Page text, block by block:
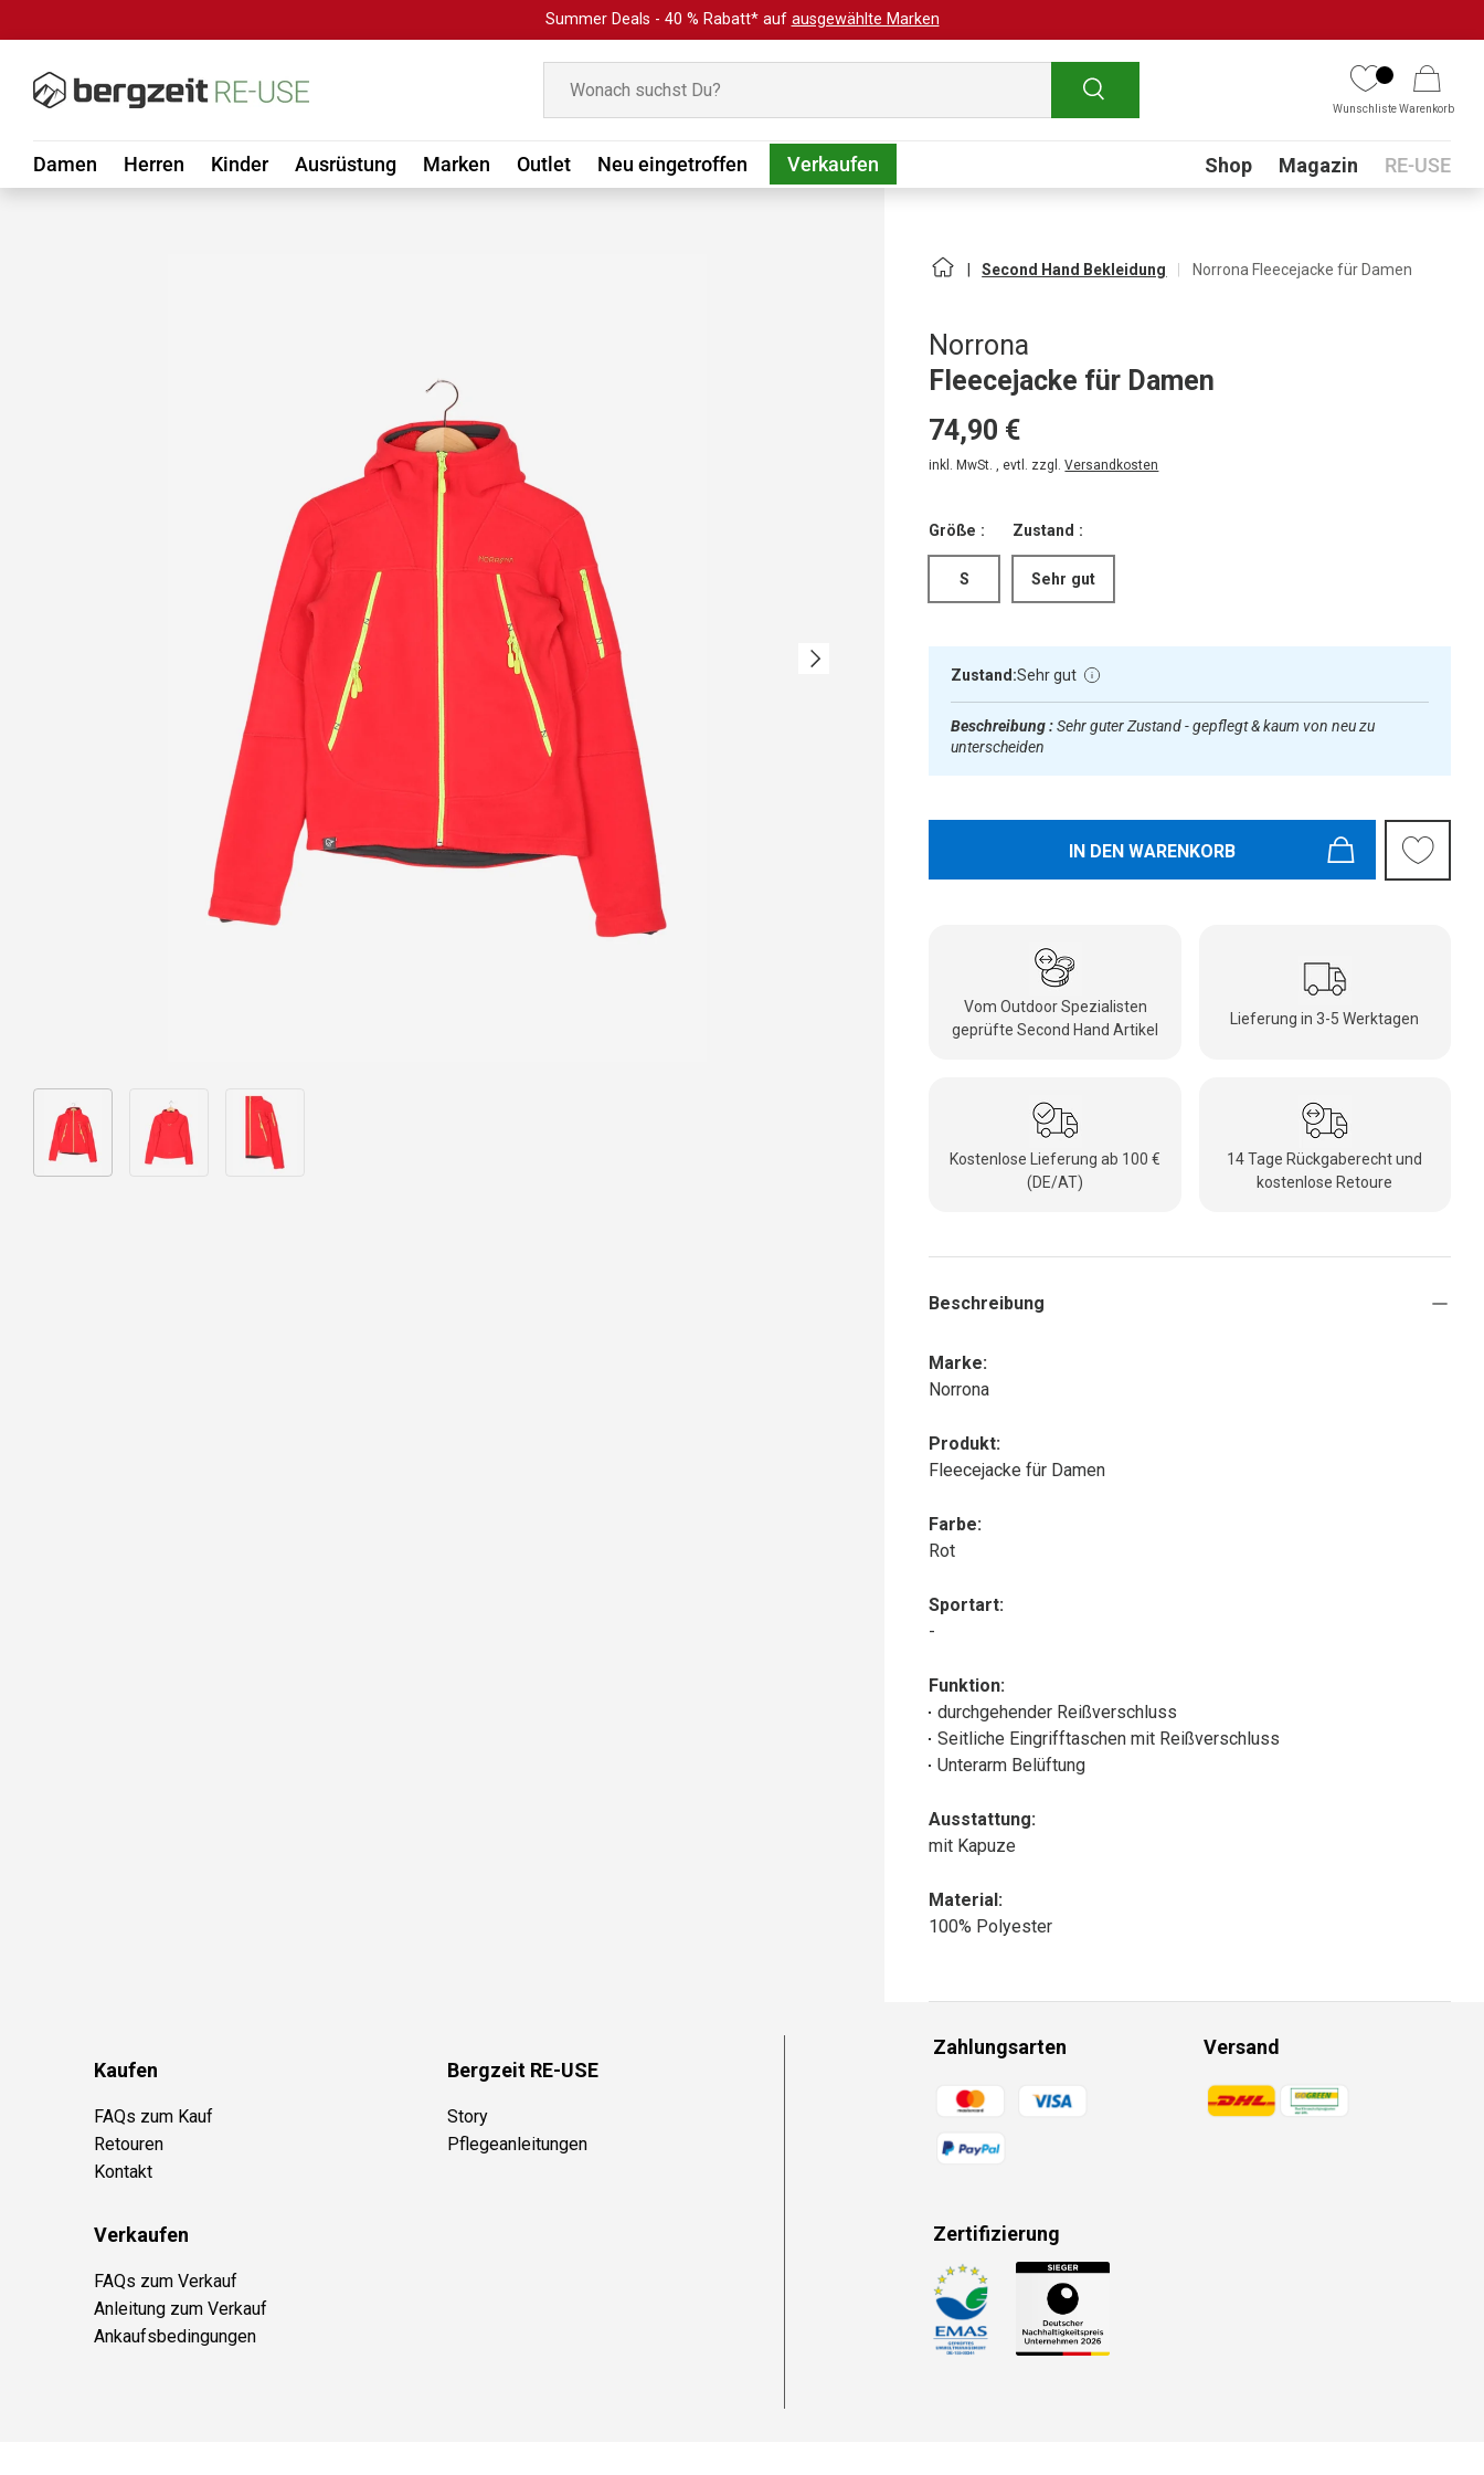
Summer Deals - 40 % Rabatt* auf ausgewählte Marken
Suchen
WunschlisteWarenkorb
Damen Herren Kinder Ausrüstung Marken Outlet Neu eingetroffen Verkaufen Submenu
Shop Magazin RE-USE
Nächste
Bild 1 in Galerieansicht laden
Second Hand Bekleidung Norrona Fleecejacke für Damen
Norrona
Fleecejacke für Damen
74,90 €
inkl. MwSt. , evtl. zzgl.Versandkosten
Größe :
S
Zustand :
Sehr gut
Zustand:Sehr gut
Beschreibung :Sehr guter Zustand - gepflegt & kaum von neu zu
unterscheiden
IN DEN WARENKORB
Vom Outdoor Spezialisten
geprüfte Second Hand Artikel
Lieferung in 3-5 Werktagen
Kostenlose Lieferung ab 100 €
(DE/AT)
14 Tage Rückgaberecht und
kostenlose Retoure
Beschreibung
Marke:
Norrona
Produkt:
Fleecejacke für Damen
Farbe:
Rot
Sportart:
-
Funktion:
durchgehender Reißverschluss
Seitliche Eingrifftaschen mit Reißverschluss
Unterarm Belüftung
Ausstattung:
mit Kapuze
Material:
100% Polyester
Kaufen
FAQs zum Kauf
Retouren
Kontakt
Bergzeit RE-USE
Story
Pflegeanleitungen
Verkaufen
FAQs zum Verkauf
Anleitung zum Verkauf
Ankaufsbedingungen
Zahlungsarten
Zahlungsmethoden
Versand
Zahlungsmethoden
Zertifizierung
Zahlungsmethoden